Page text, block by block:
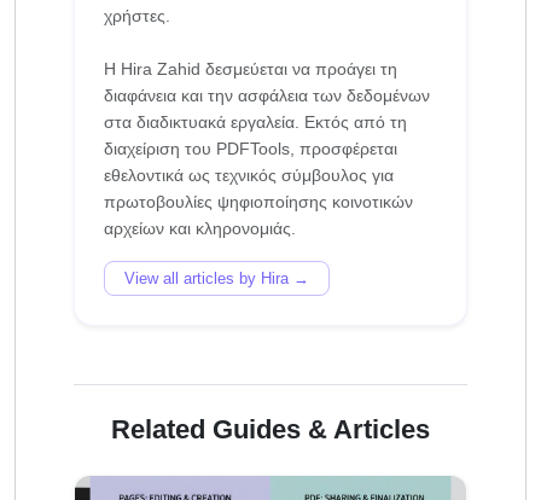
χρήστες.
Η Hira Zahid δεσμεύεται να προάγει τη
διαφάνεια και την ασφάλεια των δεδομένων
στα διαδικτυακά εργαλεία. Εκτός από τη
διαχείριση του PDFTools, προσφέρεται
εθελοντικά ως τεχνικός σύμβουλος για
πρωτοβουλίες ψηφιοποίησης κοινοτικών
View all articles by Hira →
Related Guides & Articles